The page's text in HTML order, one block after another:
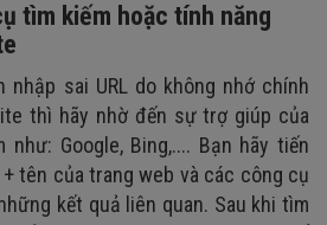
tìm kiếm hoặc tính năng
nhập sai URL do không nhớ chính
thì hãy nhờ đến sự trợ giúp của
Google, Bing,.... Bạn hãy tiến
tên của trang web và các công cụ
kết quả liên quan. Sau khi tìm